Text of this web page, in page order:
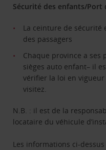
Sécurité des enfants/Port
La ceinture de sécurité
des passagers
Chaque province a ses
sièges auto enfant– il
vérifier la loi en
visitez.
N.B. : il est de la
locataire du véhicule
Les informations ci-